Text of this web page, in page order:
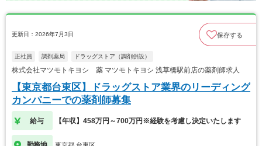
更新日：2026年7月3日 保存する
正社員 調剤薬局 ドラッグストア（調剤併設）
株式会社マツモトキヨシ 薬 マツモトキヨシ 浅草橋駅前店の薬剤師求人
【東京都台東区】ドラッグストア業界のリーディング
カンパニーでの薬剤師募集
給与 【年収】458万円～700万円※経験を考慮し決定いたします